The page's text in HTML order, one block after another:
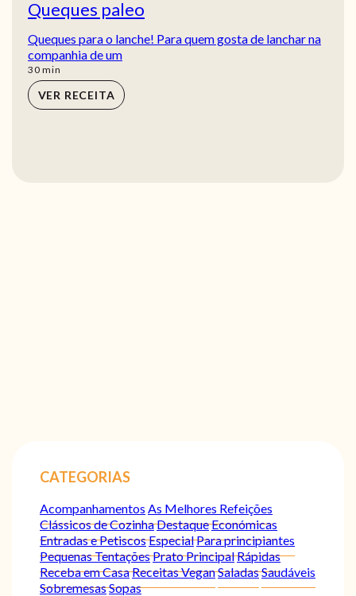
Queques paleo
Queques para o lanche! Para quem gosta de lanchar na
companhia de um
30min
min
VER RECEITA
CATEGORIAS
Acompanhamentos As Melhores Refeições
Clássicos de CozinhaDestaqueEconómicas
Entradas e PetiscosEspecialPara principiantes
Pequenas TentaçõesPrato PrincipalRápidas
Receba em CasaReceitas VeganSaladasSaudáveis
SobremesasSopas